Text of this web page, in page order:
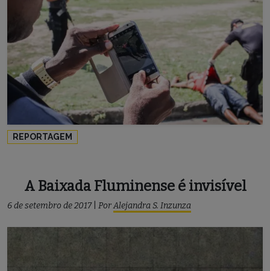
REPORTAGEM
A Baixada Fluminense é invisível
6 de setembro de 2017 PorAlejandra S. Inzunza